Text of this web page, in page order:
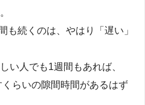
も続くのは、やはり「遅い」
い人でも1週間もあれば、
らいの隙間時間があるはず